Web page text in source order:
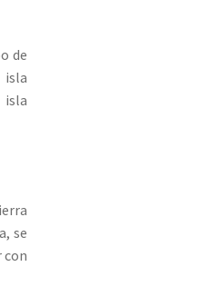
de
isla
se
con